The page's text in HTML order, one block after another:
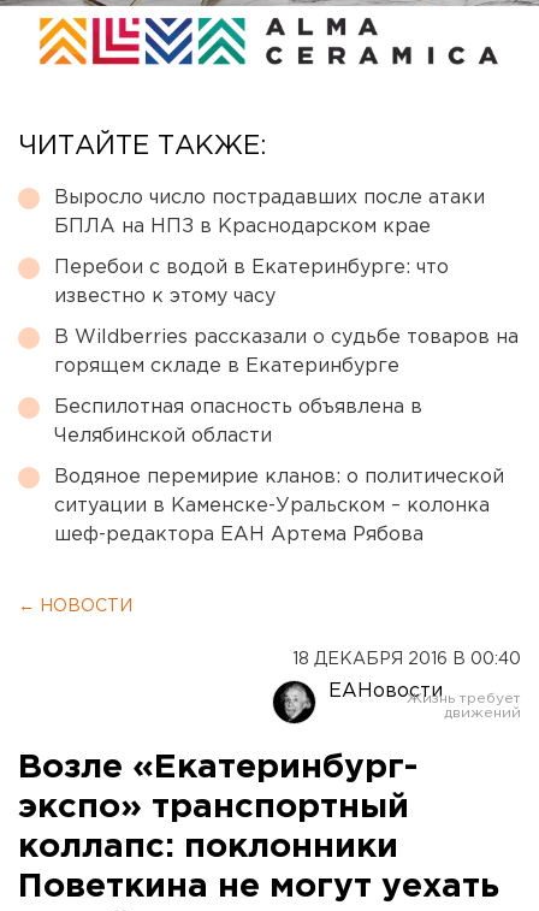
ЧИТАЙТЕ ТАКЖЕ:
Выросло число пострадавших после атаки
БПЛА на НПЗ в Краснодарском крае
Перебои с водой в Екатеринбурге: что
известно к этому часу
В Wildberries рассказали о судьбе товаров на
горящем складе в Екатеринбурге
Беспилотная опасность объявлена в
Челябинской области
Водяное перемирие кланов: о политической
ситуации в Каменске-Уральском – колонка
шеф-редактора ЕАН Артема Рябова
← НОВОСТИ
18 ДЕКАБРЯ 2016 В 00:40
ЕАНовости
Возле «Екатеринбург-
экспо» транспортный
коллапс: поклонники
Поветкина не могут уехать